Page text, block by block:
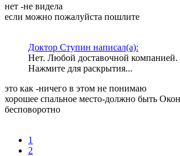
нет -не видела
если можно пожалуйста пошлите
Доктор Ступин написал(а):
Нет. Любой доставочной компанией.
Нажмите для раскрытия...
это как -ничего в этом не понимаю
хорошее спальное место-должно быть
бесповоротно
1
2